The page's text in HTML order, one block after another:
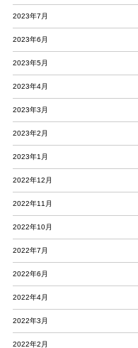
2023年7月
2023年6月
2023年5月
2023年4月
2023年3月
2023年2月
2023年1月
2022年12月
2022年11月
2022年10月
2022年7月
2022年6月
2022年4月
2022年3月
2022年2月